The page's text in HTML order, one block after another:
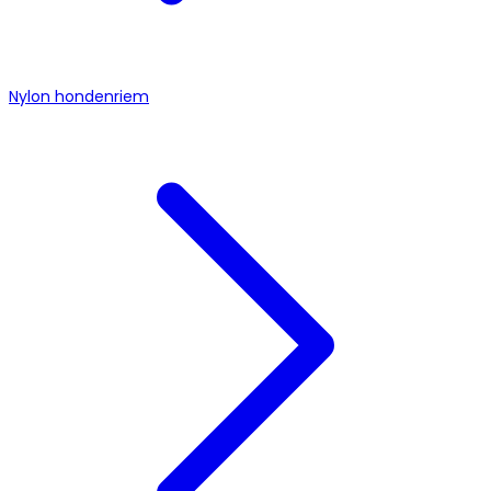
Nylon hondenriem